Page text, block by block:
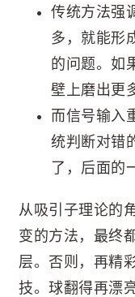
传统方法强
多，就能形
的问题。如
壁上磨出更
而信号输入
统判断对错
了，后面的
从吸引子理论的
变的方法，最终
层。否则，再精
技。球翻得再漂